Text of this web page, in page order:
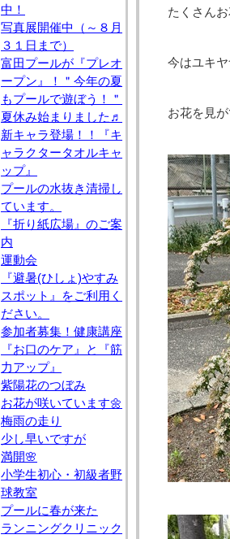
中！
写真展開催中（～８月
３１日まで）
富田プールが『プレオ
ープン』！＂今年の夏
もプールで遊ぼう！＂
夏休み始まりました♬
新キャラ登場！！『キ
ャラクタータオルキャ
ップ』
プールの水抜き清掃し
ています。
『折り紙広場』のご案
内
運動会
『避暑(ひしょ)やすみ
スポット』をご利用く
ださい。
参加者募集！健康講座
『お口のケア』と『筋
力アップ』
紫陽花のつぼみ
お花が咲いています🌼
梅雨の走り
少し早いですが
満開🌸
小学生初心・初級者野
球教室
プールに春が来た
ランニングクリニック
たくさん
今はユキ
お花を見